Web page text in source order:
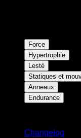
Force
Hypertrophie
Lesté
Statiques et
Anneaux
Endurance
Changelog